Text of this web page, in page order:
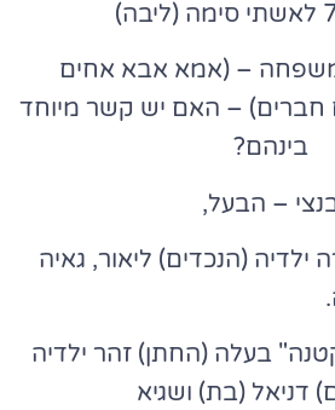
– (אמא אבא אחים
חברים) – האם יש קשר מיוחד
בינהם?
– הבעל,
ילדיה (הנכדים) ליאור, גאיה
בעלה (החתן) זהר ילדיה
דניאל (בת) ושגיא